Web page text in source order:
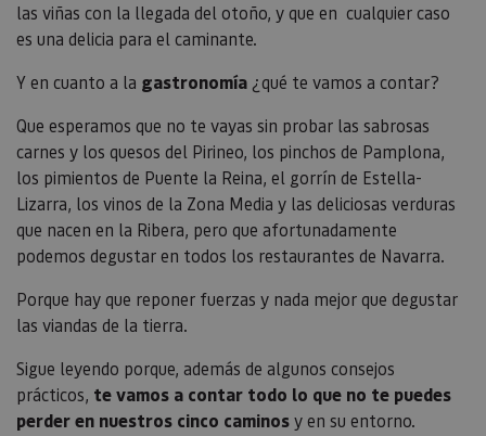
las viñas con la llegada del otoño, y que en cualquier caso
es una delicia para el caminante.
Y en cuanto a la gastronomía ¿qué te vamos a contar?
Que esperamos que no te vayas sin probar las sabrosas
carnes y los quesos del Pirineo, los pinchos de Pamplona,
los pimientos de Puente la Reina, el gorrín de Estella-
Lizarra, los vinos de la Zona Media y las deliciosas verduras
que nacen en la Ribera, pero que afortunadamente
podemos degustar en todos los restaurantes de Navarra.
Porque hay que reponer fuerzas y nada mejor que degustar
las viandas de la tierra.
Sigue leyendo porque, además de algunos consejos
prácticos, te vamos a contar todo lo que no te puedes
perder en nuestros cinco caminosy en su entorno.